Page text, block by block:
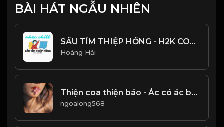
BÀI HÁT NGẪU NHIÊN
SẦU TÍM THIỆP HỒNG - H2K COVER - HOÀI LINH & MINH KỲ - NHẠC CHILL CỰC HAY
Hoàng Hải
Thiện coa thiện báo - Ác có ác báo! & Đạo
ngoalong568